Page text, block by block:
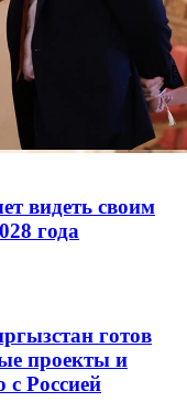
видеть своим
года
готов
проекты и
с Россией